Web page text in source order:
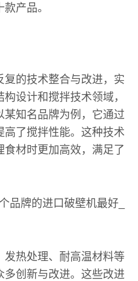
产品。
复的技术整合与改进，实
设计和搅拌技术领域，
某知名品牌为例，它通过
高了搅拌性能。这种技术
材时更加高效，满足了
发热处理、耐高温材料等
多创新与改进。这些改进